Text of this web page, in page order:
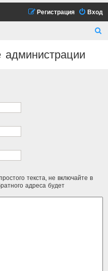
Вход
Регистрация
текста, не включайте в
адреса будет